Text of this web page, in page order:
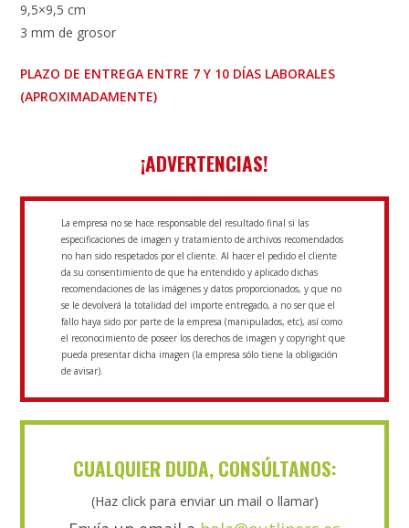
9,5×9,5 cm
3 mm de grosor
PLAZO DE ENTREGA ENTRE 7 Y 10 DÍAS LABORALES
(APROXIMADAMENTE)
¡ADVERTENCIAS!
La empresa no se hace responsable del resultado final si las
especificaciones de imagen y tratamiento de archivos recomendados
no han sido respetados por el cliente. Al hacer el pedido el cliente
da su consentimiento de que ha entendido y aplicado dichas
recomendaciones de las imágenes y datos proporcionados, y que no
se le devolverá la totalidad del importe entregado, a no ser que el
fallo haya sido por parte de la empresa (manipulados, etc), así como
el reconocimiento de poseer los derechos de imagen y copyright que
pueda presentar dicha imagen (la empresa sólo tiene la obligación
de avisar).
CUALQUIER DUDA, CONSÚLTANOS:
(Haz click para enviar un mail o llamar)